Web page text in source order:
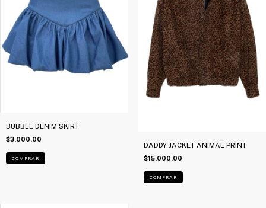
BUBBLE DENIM SKIRT
$3,000.00
COMPRAR
DADDY JACKET ANIMAL PRINT
$15,000.00
COMPRAR